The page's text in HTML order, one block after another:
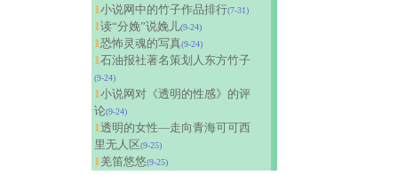
1小说网中的竹子作品排行(7-31)
1读“分娩”说娩儿(9-24)
1恐怖灵魂的写真(9-24)
1石油报社著名策划人东方竹子
(9-24)
1小说网对《透明的性感》的评
论(9-24)
1透明的女性—走向青海可可西
里无人区(9-25)
1羌笛悠悠(9-25)